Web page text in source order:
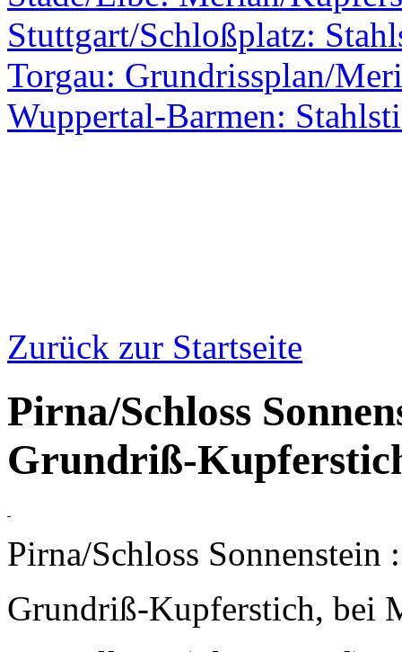
Stuttgart/Schloßplatz:
Torgau: Grundrissplan/
Wuppertal-Barmen:
Zurück zur Startseite
Pirna/Schloss
Grundriß-
Pirna/Schloss Sonnenstein
Grundriß-Kupferstich, bei